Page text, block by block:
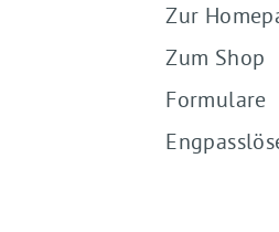
Zur
Zum Shop
Formulare